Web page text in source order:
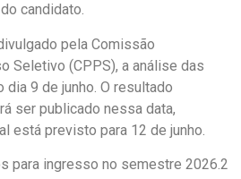
candidato.
pela Comissão
Seletivo (CPPS), a análise das
9 de junho. O resultado
ser publicado nessa data,
está previsto para 12 de junho.
para ingresso no semestre 2026.2